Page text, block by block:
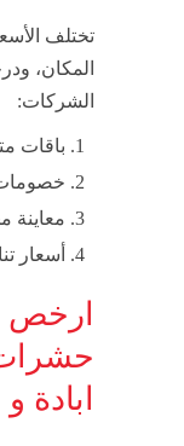
تختلف
المكان،
الشركات:
باقات
خصومات
معاينة
أسعار
ارخص
حشرات